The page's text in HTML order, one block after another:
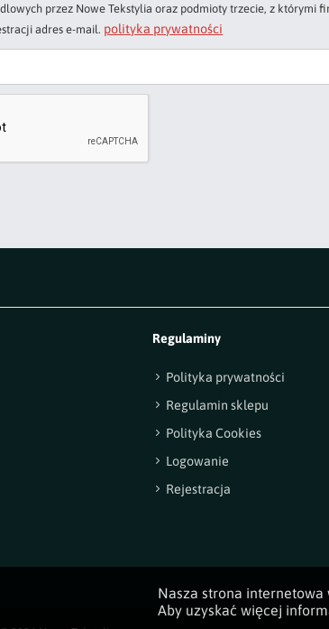
przez Nowe Tekstylia oraz podmioty trzecie, z którymi
adres e-mail. polityka prywatności
Regulaminy
Polityka prywatności
Regulamin sklepu
Polityka Cookies
Logowanie
Rejestracja
Nasza strona internetowa
Aby uzyskać więcej